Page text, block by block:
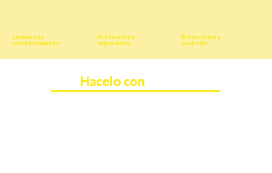
Limpieza y
mantenimiento
Protección y
reparación
Decoración y
acabado
Hacelo con